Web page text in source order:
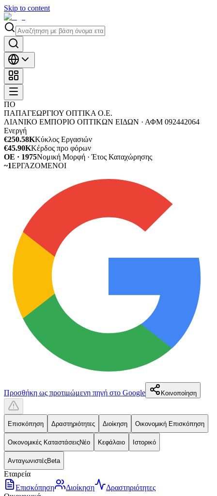
Skip to content
ΠΟ
ΠΑΠΑΓΕΩΡΓΙΟΥ ΟΠΤΙΚΑ Ο.Ε.
ΛΙΑΝΙΚΟ ΕΜΠΟΡΙΟ ΟΠΤΙΚΩΝ ΕΙΔΩΝ · ΑΦΜ 092442064
Ενεργή
€250.58KΚύκλος Εργασιών
€45.90KΚέρδος προ φόρων
ΟΕ · 1975Νομική Μορφή · Έτος Καταχώρησης
~1ΕΡΓΑΖΟΜΕΝΟΙ
Προσθήκη ως προτιμώμενη πηγή στο Google Κοινοποίηση
Επισκόπηση Δραστηριότητες Διοίκηση Οικονομική Επισκόπηση
Οικονομικές ΚαταστάσειςΝέο Κεφάλαιο Ιστορικό
ΑνταγωνιστέςBeta
Εταιρεία
Επισκόπηση
Διοίκηση
Δραστηριότητες